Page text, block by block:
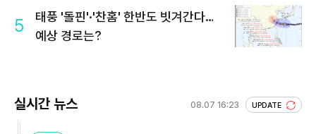
5
태풍 '돌핀'·'찬홈' 한반도 빗겨간다…
예상 경로는?
실시간 뉴스 08.07 16:23 UPDATE